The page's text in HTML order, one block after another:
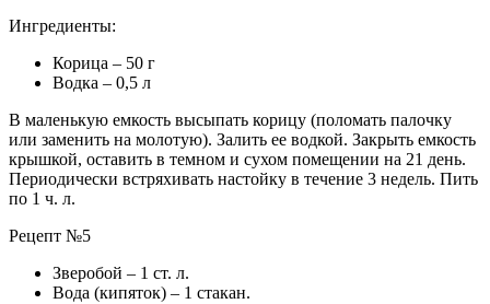
Ингредиенты:
Корица – 50 г
Водка – 0,5 л
В маленькую емкость высыпать корицу (поломать палочку
или заменить на молотую). Залить ее водкой. Закрыть емкость
крышкой, оставить в темном и сухом помещении на 21 день.
Периодически встряхивать настойку в течение 3 недель. Пить
по 1 ч. л.
Рецепт №5
Зверобой – 1 ст. л.
Вода (кипяток) – 1 стакан.